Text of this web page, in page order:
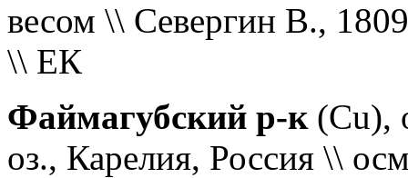
весом \\ Севергин В.,
\\ ЕК
Файмагубский р-к(Cu),
оз., Карелия, Россия \\